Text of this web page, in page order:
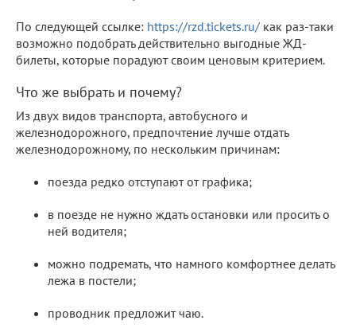
По следующей ссылке: https://rzd.tickets.ru/ как раз-таки
возможно подобрать действительно выгодные ЖД-
билеты, которые порадуют своим ценовым критерием.
Что же выбрать и почему?
Из двух видов транспорта, автобусного и
железнодорожного, предпочтение лучше отдать
железнодорожному, по нескольким причинам:
поезда редко отступают от графика;
в поезде не нужно ждать остановки или просить о
ней водителя;
можно подремать, что намного комфортнее делать
лежа в постели;
проводник предложит чаю.